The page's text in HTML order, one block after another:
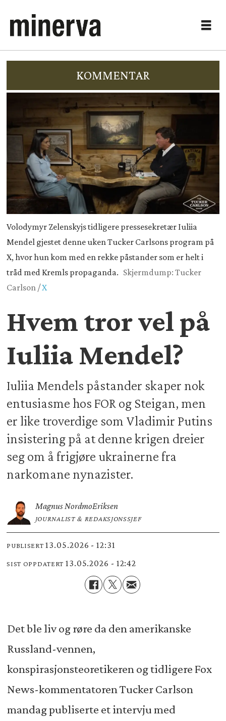
KOMMENTAR
Volodymyr Zelenskyjs tidligere pressesekretær Iuliia
Mendel gjestet denne uken Tucker Carlsons program på
X, hvor hun kom med en rekke påstander som er helt i
tråd med Kremls propaganda. Skjermdump: Tucker
Carlson /X
Hvem tror vel på
Iuliia Mendel?
Iuliia Mendels påstander skaper nok
entusiasme hos FOR og Steigan, men
er like troverdige som Vladimir Putins
insistering på at denne krigen dreier
seg om å frigjøre ukrainerne fra
narkomane nynazister.
Magnus NordmoEriksen
JOURNALIST & REDAKSJONSSJEF
PUBLISERT 13.05.2026 - 12:31
SIST OPPDATERT 13.05.2026 - 12:42
Det ble liv og røre da den amerikanske
Russland-vennen,
konspirasjonsteoretikeren og tidligere Fox
News-kommentatoren Tucker Carlson
mandag publiserte et intervju med